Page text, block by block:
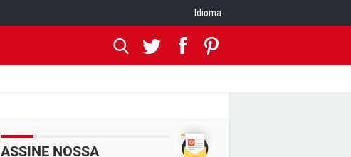
Idioma
ASSINE NOSSA